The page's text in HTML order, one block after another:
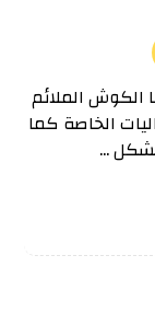
الملائم
الخاصة كما
...